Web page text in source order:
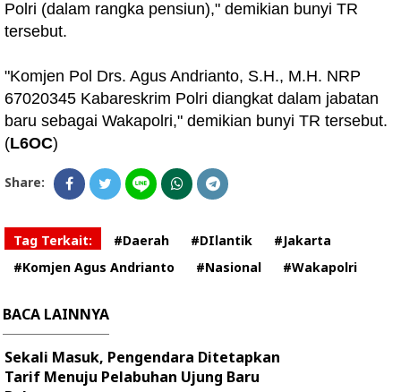
Polri (dalam rangka pensiun)," demikian bunyi TR
tersebut.
"Komjen Pol Drs. Agus Andrianto, S.H., M.H. NRP
67020345 Kabareskrim Polri diangkat dalam jabatan
baru sebagai Wakapolri," demikian bunyi TR tersebut.
(L6OC)
Share:
Tag Terkait: #Daerah #DIlantik
#Jakarta
#Komjen Agus Andrianto
#Nasional #Wakapolri
BACA LAINNYA
Sekali Masuk, Pengendara Ditetapkan
Tarif Menuju Pelabuhan Ujung Baru